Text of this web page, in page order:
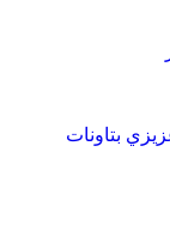
بتاونات